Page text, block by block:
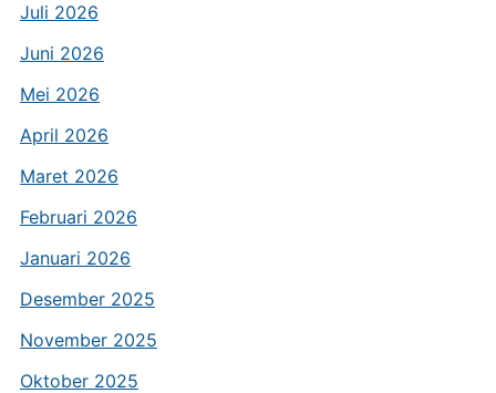
Juli 2026
Juni 2026
Mei 2026
April 2026
Maret 2026
Februari 2026
Januari 2026
Desember 2025
November 2025
Oktober 2025